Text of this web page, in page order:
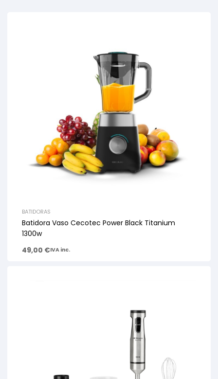
BATIDORAS
Batidora Vaso Cecotec Power Black Titanium
1300w
49,00 €IVA inc.